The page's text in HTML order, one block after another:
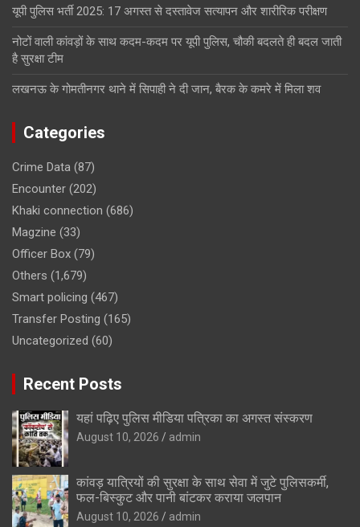
यूपी पुलिस भर्ती 2025: 17 अगस्त से दस्तावेज सत्यापन और शारीरिक परीक्षण
नोटों वाली कांवड़ों के साथ कदम-कदम पर यूपी पुलिस, चौकी बदलते ही बदल जाती
है सुरक्षा टीम
लखनऊ के गोमतीनगर थाने में सिपाही ने दी जान, बैरक के कमरे में मिला शव
Categories
Crime Data (87)
Encounter (202)
Khaki connection (686)
Magzine (33)
Officer Box (79)
Others (1,679)
Smart policing (467)
Transfer Posting (165)
Uncategorized (60)
Recent Posts
यहां पढ़िए पुलिस मीडिया पत्रिका का अगस्त संस्करण
August 10, 2026 admin
कांवड़ यात्रियों की सुरक्षा के साथ सेवा में जुटे पुलिसकर्मी,
फल-बिस्कुट और पानी बांटकर कराया जलपान
August 10, 2026 admin